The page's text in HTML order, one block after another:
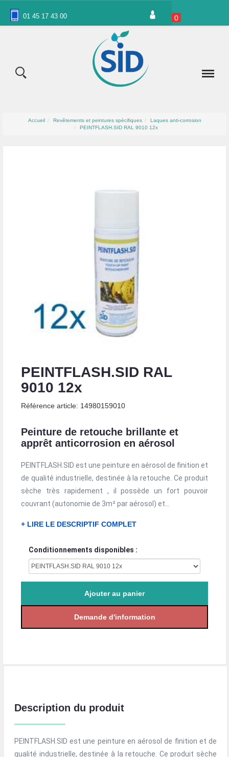
01 45 17 43 00 0
Accueil Revêtements et peintures spécifiques
Laques anti-corrosion
PEINTFLASH.SID RAL 9010 12x
PEINTFLASH.SID RAL
9010 12x
Référence article: 14980159010
Peinture de retouche brillante et
apprêt anticorrosion en aérosol
PEINTFLASH.SID est une peinture en aérosol de finition et
de qualité industrielle, destinée à la retouche. Ce produit
sèche très rapidement , il possède un fort pouvoir
couvrant (autonomie de 3m² par aérosol) et...
+ LIRE LE DESCRIPTIF COMPLET
Conditionnements disponibles :
Description du produit
PEINTFLASH.SID est une peinture en aérosol de finition et de
qualité industrielle, destinée à la retouche. Ce produit sèche